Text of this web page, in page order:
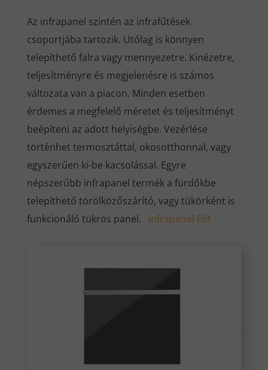
Az infrapanel szintén az infrafűtések
csoportjába tartozik. Utólag is könnyen
telepíthető falra vagy mennyezetre. Kinézetre,
teljesítményre és megjelenésre is számos
változata van a piacon. Minden esetben
érdemes a megfelelő méretet és teljesítményt
beépíteni az adott helyiségbe. Vezérlése
történhet termosztáttal, okosotthonnal, vagy
egyszerűen ki-be kacsolással. Egyre
népszerűbb infrapanel termék a fürdőkbe
telepíthető törölközőszárító, vagy tükörként is
funkcionáló tükrös panel. Infrapanel Fót